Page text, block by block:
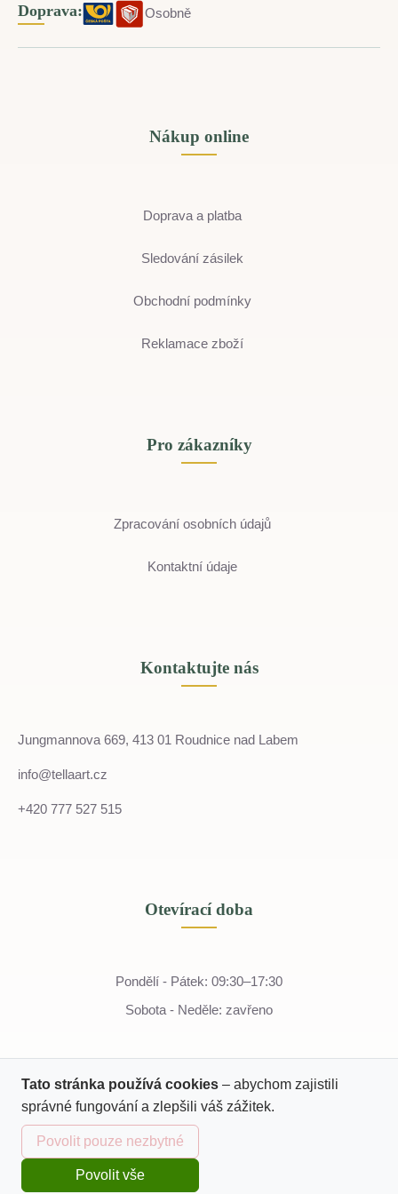
Katalog
Doprava: Osobně
Nákup online
Doprava a platba
Sledování zásilek
Obchodní podmínky
Reklamace zboží
Pro zákazníky
Zpracování osobních údajů
Kontaktní údaje
Kontaktujte nás
Jungmannova 669, 413 01 Roudnice nad Labem
info@tellaart.cz
+420 777 527 515
Otevírací doba
Pondělí - Pátek: 09:30–17:30
Sobota - Neděle: zavřeno
© 2022 - 2026 Tella
Tato stránka používá cookies – abychom zajistili
správné fungování a zlepšili váš zážitek.
Povolit pouze nezbytné
Povolit vše